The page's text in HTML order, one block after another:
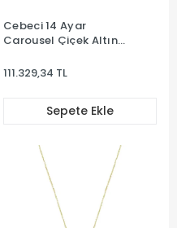
Cebeci 14 Ayar
Carousel Çiçek Altın
111.329,34 TL
Sepete Ekle